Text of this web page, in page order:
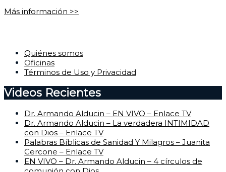
Más información >>
Quiénes somos
Oficinas
Términos de Uso y Privacidad
Videos Recientes
Dr. Armando Alducin – EN VIVO – Enlace TV
Dr. Armando Alducin – La verdadera INTIMIDAD
con Dios – Enlace TV
Palabras Bíblicas de Sanidad Y Milagros – Juanita
Cercone – Enlace TV
EN VIVO – Dr. Armando Alducin – 4 círculos de